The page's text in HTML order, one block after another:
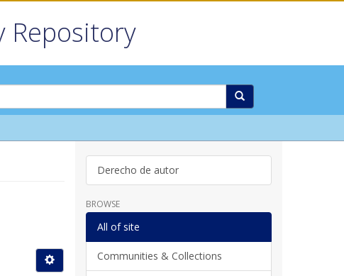
Repository
Derecho de autor
BROWSE
All of site
Communities & Collections